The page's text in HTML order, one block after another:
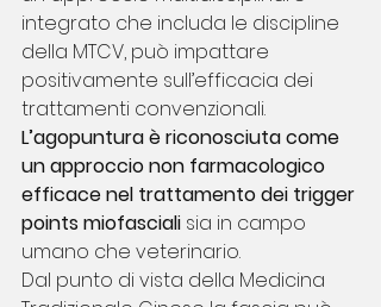
integrato che includa le discipline
della MTCV, può impattare
positivamente sull’efficacia dei
trattamenti convenzionali.
L’agopuntura è riconosciuta come
un approccio non farmacologico
efficace nel trattamento dei trigger
points miofasciali sia in campo
umano che veterinario.
Dal punto di vista della Medicina